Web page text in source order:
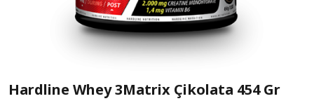
Hardline Whey 3Matrix Çikolata 454 Gr